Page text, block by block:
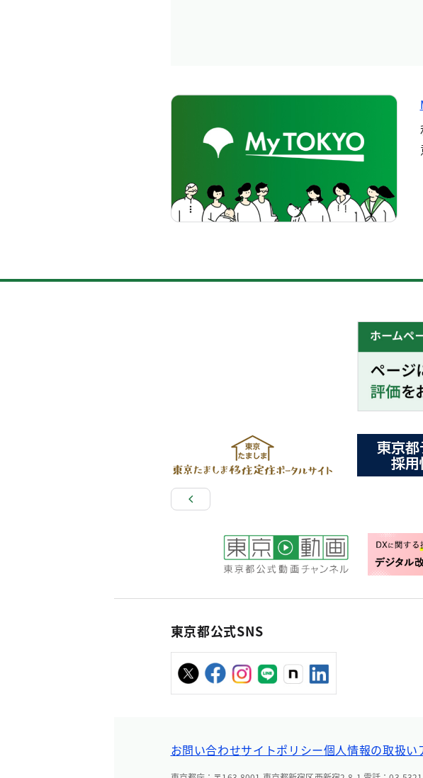
東京都公式SNS
お問い合わせサイトポリシー個人情報の取扱い